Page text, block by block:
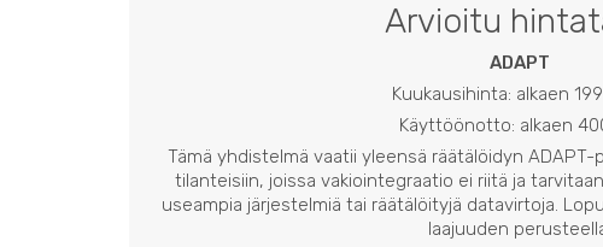
Arvioitu
ADAPT
Kuukausihinta: alkaen
Käyttöönotto: alkaen
Tämä yhdistelmä vaatii yleensä räätälöidyn
tilanteisiin, joissa vakiointegraatio ei riitä ja
useampia järjestelmiä tai räätälöityjä datavirtoja.
laajuuden